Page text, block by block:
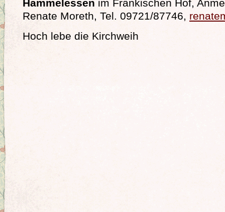
Hammelessen im Fränkischen Hof,
Renate Moreth, Tel. 09721/87746,
Hoch lebe die Kirchweih